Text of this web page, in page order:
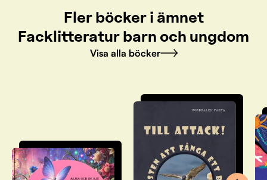
Fler böcker i ämnet
Facklitteratur barn och ungdom
Visa alla böcker